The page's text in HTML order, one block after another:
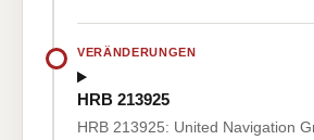
VERÄNDERUNGEN
HRB 213925
HRB 213925: United Navigation